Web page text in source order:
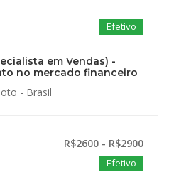
Efetivo
em Vendas) -
no mercado financeiro
- Brasil
R$2600 - R$2900
Efetivo